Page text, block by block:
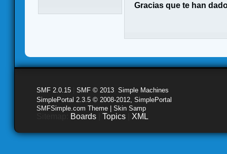
Gracias que te han
SMF 2.0.15 SMF © 2013 Simple Machines
SimplePortal 2.3.5 © 2008-2012, SimplePortal
SMFSimple.com Theme | Skin Samp
Boards Topics XML